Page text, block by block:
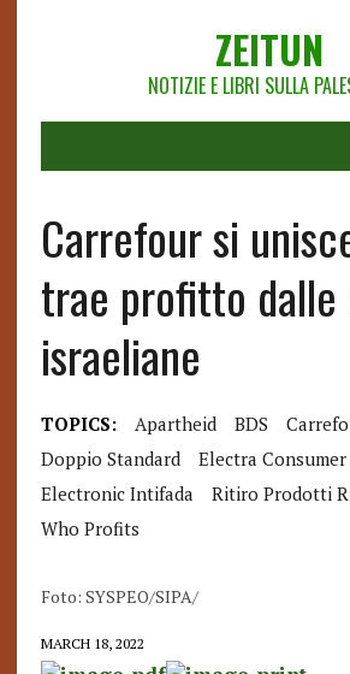
ZEITUN
NOTIZIE E LIBRI SULLA
Carrefour si
trae profitto dalle
israeliane
TOPICS: Apartheid BDS
Doppio Standard
Electra
Electronic Intifada
Ritiro Prodotti
Who Profits
Foto: SYSPEO/SIPA/
MARCH 18, 2022